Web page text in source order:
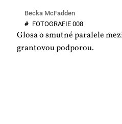
Becka McFadden
# FO­TO­GRA­FIE 008
Glosa o smutné paralele
grantovou podporou.